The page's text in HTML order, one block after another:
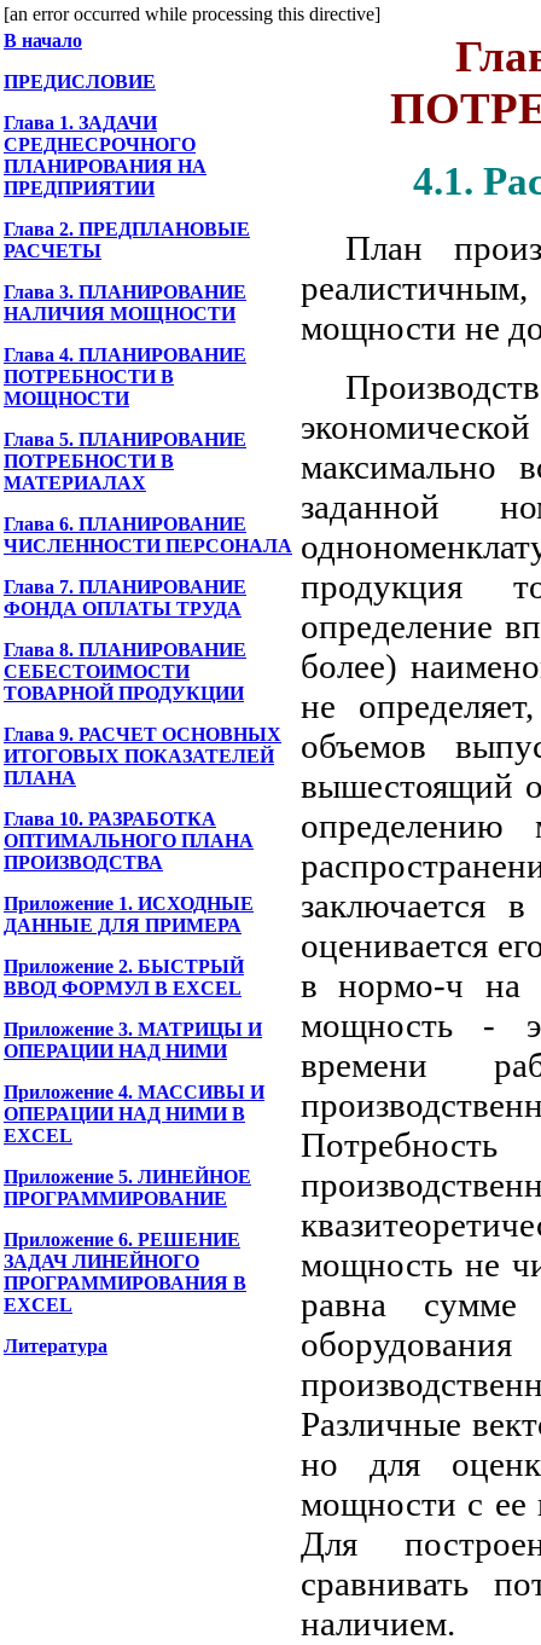
[an error occurred while processing this directive]
В начало
ПРЕДИСЛОВИЕ
Глава 1. ЗАДАЧИ
СРЕДНЕСРОЧНОГО
ПЛАНИРОВАНИЯ НА
ПРЕДПРИЯТИИ
Глава 2. ПРЕДПЛАНОВЫЕ
РАСЧЕТЫ
Глава 3. ПЛАНИРОВАНИЕ
НАЛИЧИЯ МОЩНОСТИ
Глава 4. ПЛАНИРОВАНИЕ
ПОТРЕБНОСТИ В
МОЩНОСТИ
Глава 5. ПЛАНИРОВАНИЕ
ПОТРЕБНОСТИ В
МАТЕРИАЛАХ
Глава 6. ПЛАНИРОВАНИЕ
ЧИСЛЕННОСТИ ПЕРСОНАЛА
Глава 7. ПЛАНИРОВАНИЕ
ФОНДА ОПЛАТЫ ТРУДА
Глава 8. ПЛАНИРОВАНИЕ
СЕБЕСТОИМОСТИ
ТОВАРНОЙ ПРОДУКЦИИ
Глава 9. РАСЧЕТ ОСНОВНЫХ
ИТОГОВЫХ ПОКАЗАТЕЛЕЙ
ПЛАНА
Глава 10. РАЗРАБОТКА
ОПТИМАЛЬНОГО ПЛАНА
ПРОИЗВОДСТВА
Приложение 1. ИСХОДНЫЕ
ДАННЫЕ ДЛЯ ПРИМЕРА
Приложение 2. БЫСТРЫЙ
ВВОД ФОРМУЛ В EXCEL
Приложение 3. МАТРИЦЫ И
ОПЕРАЦИИ НАД НИМИ
Приложение 4. МАССИВЫ И
ОПЕРАЦИИ НАД НИМИ В
EXCEL
Приложение 5. ЛИНЕЙНОЕ
ПРОГРАММИРОВАНИЕ
Приложение 6. РЕШЕНИЕ
ЗАДАЧ ЛИНЕЙНОГО
ПРОГРАММИРОВАНИЯ В
EXCEL
Литература
4.1.
План
мощности не
максимально
заданной
продукция
определение
более)
не
объемов
вышестоящий
заключается
оценивается
в нормо-ч на
мощность -
времени
мощность не
равна сумме
Различные
но для
мощности с ее
Для
сравнивать
наличием.